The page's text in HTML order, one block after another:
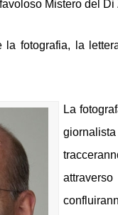
Mistero del Di
la fotografia, la
La